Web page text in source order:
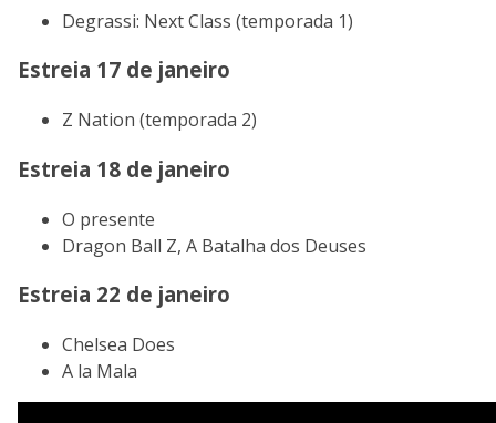
Degrassi: Next Class (temporada 1)
Estreia 17 de janeiro
Z Nation (temporada 2)
Estreia 18 de janeiro
O presente
Dragon Ball Z, A Batalha dos Deuses
Estreia 22 de janeiro
Chelsea Does
A la Mala